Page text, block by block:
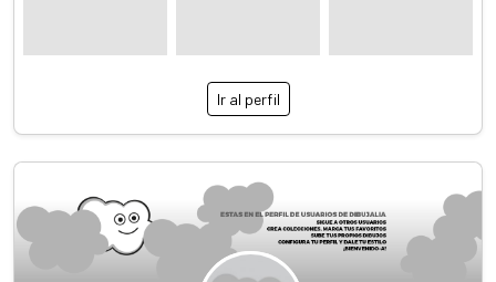
Ir al perfil